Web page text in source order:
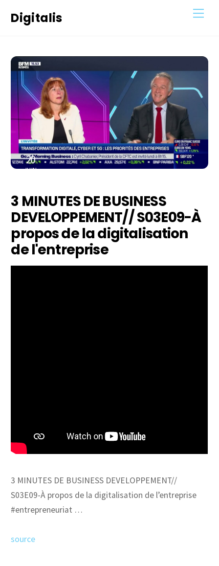
Digitalis
20
JUIN
3 MINUTES DE BUSINESS
DEVELOPPEMENT// S03E09-À
propos de la digitalisation
de l'entreprise
3 MINUTES DE BUSINESS DEVELOPPEMENT//
S03E09-À propos de la digitalisation de l’entreprise
#entrepreneuriat …
source